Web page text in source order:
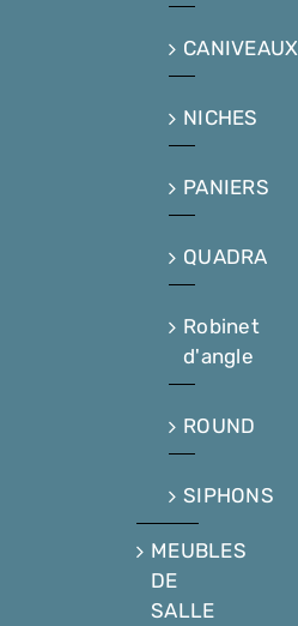
CANIVEAUX
NICHES
PANIERS
QUADRA
Robinet
d'angle
ROUND
SIPHONS
MEUBLES
DE
SALLE